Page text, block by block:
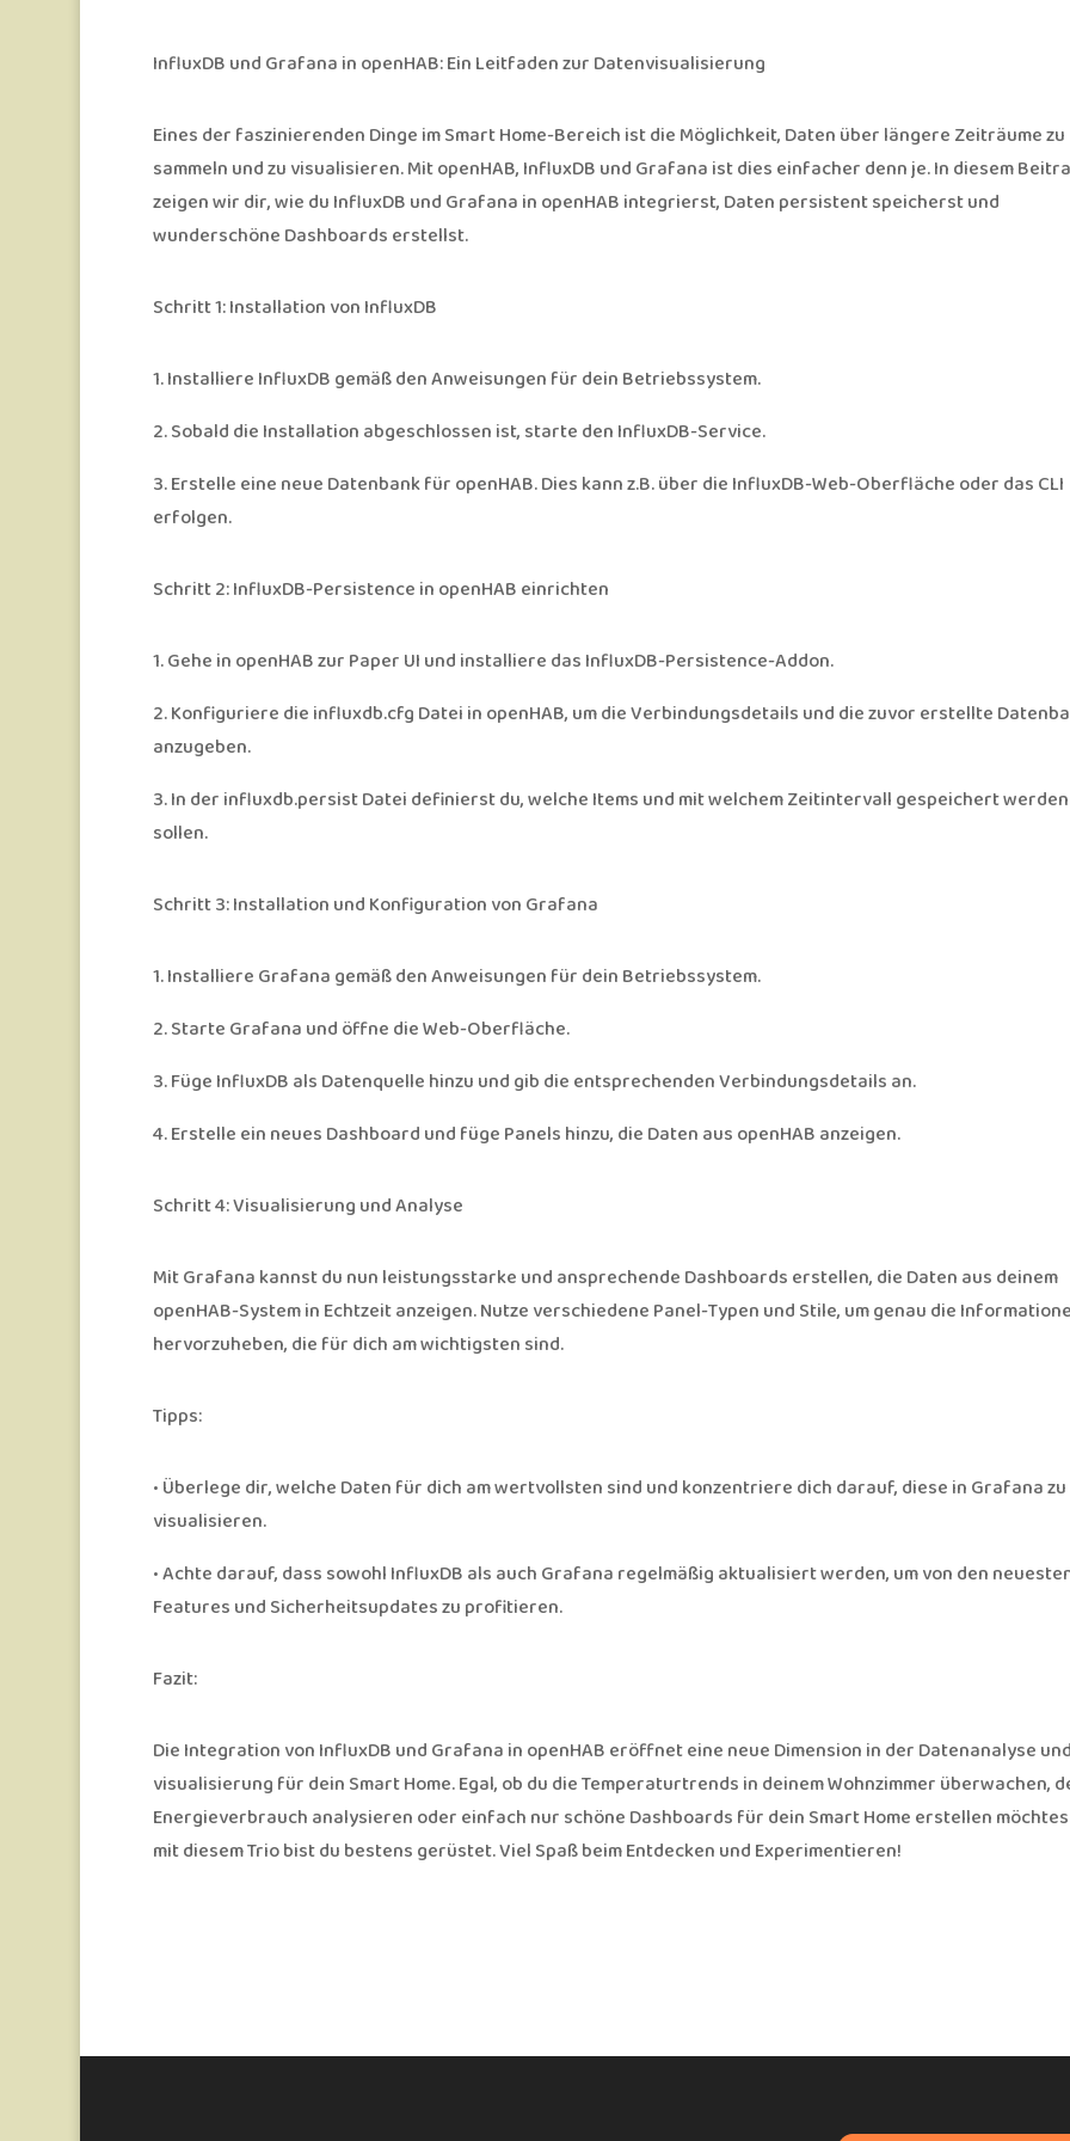
InfluxDB und Grafana in openHAB: Ein Leitfaden zur Datenvisualisierung
Eines der faszinierenden Dinge im Smart Home-Bereich ist die Möglichkeit, Daten über längere Zeiträume zu
sammeln und zu visualisieren. Mit openHAB, InfluxDB und Grafana ist dies einfacher denn je. In diesem
zeigen wir dir, wie du InfluxDB und Grafana in openHAB integrierst, Daten persistent speicherst und
wunderschöne Dashboards erstellst.
Schritt 1: Installation von InfluxDB
1.Installiere InfluxDB gemäß den Anweisungen für dein Betriebssystem.
2.Sobald die Installation abgeschlossen ist, starte den InfluxDB-Service.
3.Erstelle eine neue Datenbank für openHAB. Dies kann z.B. über die InfluxDB-Web-Oberfläche oder das CLI
erfolgen.
Schritt 2: InfluxDB-Persistence in openHAB einrichten
1.Gehe in openHAB zur Paper UI und installiere das InfluxDB-Persistence-Addon.
2.Konfiguriere die influxdb.cfg Datei in openHAB, um die Verbindungsdetails und die zuvor erstellte
anzugeben.
3.In der influxdb.persist Datei definierst du, welche Items und mit welchem Zeitintervall gespeichert werden
sollen.
Schritt 3: Installation und Konfiguration von Grafana
1.Installiere Grafana gemäß den Anweisungen für dein Betriebssystem.
2.Starte Grafana und öffne die Web-Oberfläche.
3.Füge InfluxDB als Datenquelle hinzu und gib die entsprechenden Verbindungsdetails an.
4.Erstelle ein neues Dashboard und füge Panels hinzu, die Daten aus openHAB anzeigen.
Schritt 4: Visualisierung und Analyse
Mit Grafana kannst du nun leistungsstarke und ansprechende Dashboards erstellen, die Daten aus deinem
openHAB-System in Echtzeit anzeigen. Nutze verschiedene Panel-Typen und Stile, um genau die
hervorzuheben, die für dich am wichtigsten sind.
Tipps:
•Überlege dir, welche Daten für dich am wertvollsten sind und konzentriere dich darauf, diese in Grafana zu
visualisieren.
•Achte darauf, dass sowohl InfluxDB als auch Grafana regelmäßig aktualisiert werden, um von den
Features und Sicherheitsupdates zu profitieren.
Fazit:
Die Integration von InfluxDB und Grafana in openHAB eröffnet eine neue Dimension in der Datenanalyse
visualisierung für dein Smart Home. Egal, ob du die Temperaturtrends in deinem Wohnzimmer überwachen,
Energieverbrauch analysieren oder einfach nur schöne Dashboards für dein Smart Home erstellen
mit diesem Trio bist du bestens gerüstet. Viel Spaß beim Entdecken und Experimentieren!